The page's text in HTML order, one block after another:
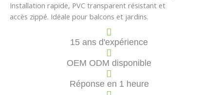
Installation rapide, PVC transparent résistant et
accès zippé. Idéale pour balcons et jardins.
15 ans d'expérience
OEM ODM disponible
Réponse en 1 heure